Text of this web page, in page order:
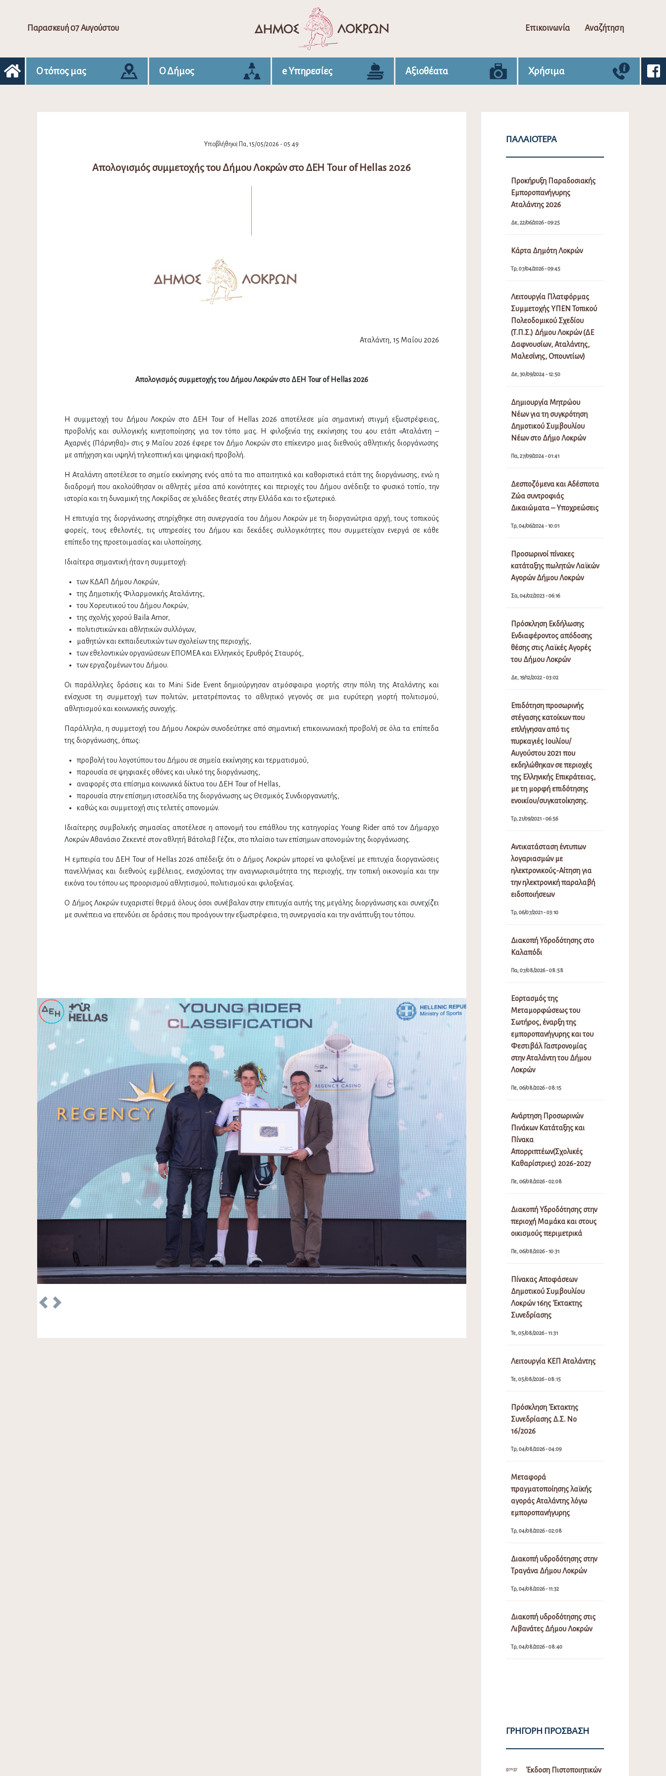
Παρασκευή 07 Αυγούστου Επικοινωνία Αναζήτηση
Ο τόπος μας Ο Δήμος e Υπηρεσίες Αξιοθέατα Χρήσιμα
Υποβλήθηκε Πα, 15/05/2026 - 05:49
Απολογισμός συμμετοχής του Δήμου Λοκρών στο ΔΕΗ Tour of Hellas 2026
Αταλάντη, 15 Μαΐου 2026
Απολογισμός συμμετοχής του Δήμου Λοκρών στο ΔΕΗ Tour of Hellas2026
Η συμμετοχή του Δήμου Λοκρών στο ΔΕΗ Tour of Hellas 2026 αποτέλεσε μία σημαντική στιγμή εξωστρέφειας,
προβολής και συλλογικής κινητοποίησης για τον τόπο μας. Η φιλοξενία της εκκίνησης του 4ου ετάπ «Αταλάντη –
Αχαρνές (Πάρνηθα)» στις 9 Μαΐου 2026 έφερε τον Δήμο Λοκρών στο επίκεντρο μιας διεθνούς αθλητικής διοργάνωσης
με απήχηση και υψηλή τηλεοπτική και ψηφιακή προβολή.
Η Αταλάντη αποτέλεσε το σημείο εκκίνησης ενός από τα πιο απαιτητικά και καθοριστικά ετάπ της διοργάνωσης, ενώ η
διαδρομή που ακολούθησαν οι αθλητές μέσα από κοινότητες και περιοχές του Δήμου ανέδειξε το φυσικό τοπίο, την
ιστορία και τη δυναμική της Λοκρίδας σε χιλιάδες θεατές στην Ελλάδα και το εξωτερικό.
Η επιτυχία της διοργάνωσης στηρίχθηκε στη συνεργασία του Δήμου Λοκρών με τη διοργανώτρια αρχή, τους τοπικούς
φορείς, τους εθελοντές, τις υπηρεσίες του Δήμου και δεκάδες συλλογικότητες που συμμετείχαν ενεργά σε κάθε
επίπεδο της προετοιμασίας και υλοποίησης.
Ιδιαίτερα σημαντική ήταν η συμμετοχή:
των ΚΔΑΠ Δήμου Λοκρών,
της Δημοτικής Φιλαρμονικής Αταλάντης,
του Χορευτικού του Δήμου Λοκρών,
της σχολής χορού Baila Amor,
πολιτιστικών και αθλητικών συλλόγων,
μαθητών και εκπαιδευτικών των σχολείων της περιοχής,
των εθελοντικών οργανώσεων ΕΠΟΜΕΑ και Ελληνικός Ερυθρός Σταυρός,
των εργαζομένων του Δήμου.
Οι παράλληλες δράσεις και το Mini Side Event δημιούργησαν ατμόσφαιρα γιορτής στην πόλη της Αταλάντης και
ενίσχυσε τη συμμετοχή των πολιτών, μετατρέποντας το αθλητικό γεγονός σε μια ευρύτερη γιορτή πολιτισμού,
αθλητισμού και κοινωνικής συνοχής.
Παράλληλα, η συμμετοχή του Δήμου Λοκρών συνοδεύτηκε από σημαντική επικοινωνιακή προβολή σε όλα τα επίπεδα
της διοργάνωσης, όπως:
προβολή του λογοτύπου του Δήμου σε σημεία εκκίνησης και τερματισμού,
παρουσία σε ψηφιακές οθόνες και υλικό της διοργάνωσης,
αναφορές στα επίσημα κοινωνικά δίκτυα του ΔΕΗ Tour of Hellas,
παρουσία στην επίσημη ιστοσελίδα της διοργάνωσης ως Θεσμικός Συνδιοργανωτής,
καθώς και συμμετοχή στις τελετές απονομών.
Ιδιαίτερης συμβολικής σημασίας αποτέλεσε η απονομή του επάθλου της κατηγορίας Young Rider από τον Δήμαρχο
Λοκρών Αθανάσιο Ζεκεντέ στον αθλητή Βάτσλαβ Γέζεκ, στο πλαίσιο των επίσημων απονομών της διοργάνωσης.
Η εμπειρία του ΔΕΗ Tour of Hellas 2026 απέδειξε ότι ο Δήμος Λοκρών μπορεί να φιλοξενεί με επιτυχία διοργανώσεις
πανελλήνιας και διεθνούς εμβέλειας, ενισχύοντας την αναγνωρισιμότητα της περιοχής, την τοπική οικονομία και την
εικόνα του τόπου ως προορισμού αθλητισμού, πολιτισμού και φιλοξενίας.
Ο Δήμος Λοκρών ευχαριστεί θερμά όλους όσοι συνέβαλαν στην επιτυχία αυτής της μεγάλης διοργάνωσης και συνεχίζει
με συνέπεια να επενδύει σε δράσεις που προάγουν την εξωστρέφεια, τη συνεργασία και την ανάπτυξη του τόπου.
Previous
ΠΑΛΑΙΌΤΕΡΑ
Προκήρυξη Παραδοσιακής
Εμποροπανήγυρης
Αταλάντης 2026
Δε, 22/06/2026 - 09:25
Κάρτα Δημότη Λοκρών
Τρ, 07/04/2026 - 09:45
Λειτουργία Πλατφόρμας
Συμμετοχής ΥΠΕΝ Τοπικού
Πολεοδομικού Σχεδίου
(Τ.Π.Σ.) Δήμου Λοκρών (ΔΕ
Δαφνουσίων, Αταλάντης,
Μαλεσίνης, Οπουντίων)
Δε, 30/09/2024 - 12:50
Δημιουργία Μητρώου
Νέων για τη συγκρότηση
Δημοτικού Συμβουλίου
Νέων στο Δήμο Λοκρών
Πα, 27/09/2024 - 01:41
Δεσποζόμενα και Αδέσποτα
Ζώα συντροφιάς
Δικαιώματα – Υποχρεώσεις
Τρ, 04/06/2024 - 10:01
Προσωρινοί πίνακες
κατάταξης πωλητών Λαϊκών
Αγορών Δήμου Λοκρών
Σα, 04/02/2023 - 06:16
Πρόσκληση Εκδήλωσης
Ενδιαφέροντος απόδοσης
θέσης στις Λαϊκές Αγορές
του Δήμου Λοκρών
Δε, 19/12/2022 - 03:02
Επιδότηση προσωρινής
στέγασης κατοίκων που
επλήγησαν από τις
πυρκαγιές Ιουλίου/
Αυγούστου 2021 που
εκδηλώθηκαν σε περιοχές
της Ελληνικής Επικράτειας,
με τη μορφή επιδότησης
ενοικίου/συγκατοίκησης.
Τρ, 21/09/2021 - 06:56
Αντικατάσταση έντυπων
λογαριασμών με
ηλεκτρονικούς-Αίτηση για
την ηλεκτρονική παραλαβή
ειδοποιήσεων
Τρ, 06/07/2021 - 03:10
Διακοπή Υδροδότησης στο
Καλαπόδι
Πα, 07/08/2026 - 08:58
Εορτασμός της
Μεταμορφώσεως του
Σωτήρος, έναρξη της
εμποροπανήγυρης και του
Φεστιβάλ Γαστρονομίας
στην Αταλάντη του Δήμου
Λοκρών
Πε, 06/08/2026 - 08:15
Ανάρτηση Προσωρινών
Πινάκων Κατάταξης και
Πίνακα
Απορριπτέων(Σχολικές
Καθαρίστριες) 2026-2027
Πε, 06/08/2026 - 02:08
Διακοπή Υδροδότησης στην
περιοχή Μαμάκα και στους
οικισμούς περιμετρικά
Πε, 06/08/2026 - 10:31
Πίνακας Αποφάσεων
Δημοτικού Συμβουλίου
Λοκρών 16ης Έκτακτης
Συνεδρίασης
Τε, 05/08/2026 - 11:31
Λειτουργία ΚΕΠ Αταλάντης
Τε, 05/08/2026 - 08:15
Πρόσκληση Έκτακτης
Συνεδρίασης Δ.Σ. Νο
16/2026
Τρ, 04/08/2026 - 04:09
Μεταφορά
πραγματοποίησης λαϊκής
αγοράς Αταλάντης λόγω
εμποροπανήγυρης
Τρ, 04/08/2026 - 02:08
Διακοπή υδροδότησης στην
Τραγάνα Δήμου Λοκρών
Τρ, 04/08/2026 - 11:32
Διακοπή υδροδότησης στις
Λιβανάτες Δήμου Λοκρών
Τρ, 04/08/2026 - 08:40
ΓΡΉΓΟΡΗ ΠΡΌΣΒΑΣΗ
Έκδοση Πιστοποιητικών